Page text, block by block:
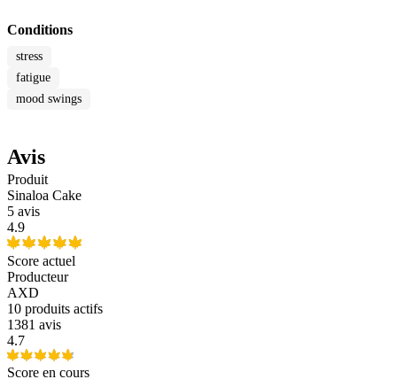
Conditions
stress
fatigue
mood swings
Avis
Produit
Sinaloa Cake
5 avis
4.9
Score actuel
Producteur
AXD
10 produits actifs
1381 avis
4.7
Score en cours